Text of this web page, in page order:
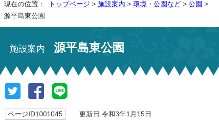
現在の位置： トップページ > 施設案内 > 環境・公園など > 公園 >
源平島東公園
施設案内 源平島東公園
ページID1001045 更新日 令和3年1月15日